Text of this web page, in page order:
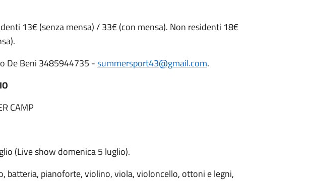
13€ (senza mensa) / 33€ (con mensa). Non residenti 18€
De Beni 3485944735 -summersport43@gmail.com.
CAMP
(Live show domenica 5 luglio).
batteria, pianoforte, violino, viola, violoncello, ottoni e legni,